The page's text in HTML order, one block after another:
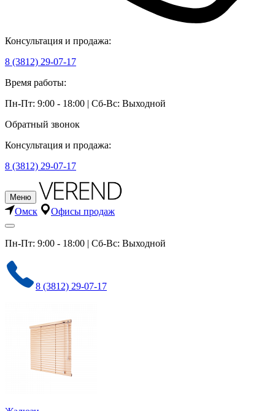
Консультация и продажа:
8 (3812) 29-07-17
Время работы:
Пн-Пт: 9:00 - 18:00 | Сб-Вс: Выходной
Обратный звонок
Консультация и продажа:
8 (3812) 29-07-17
Меню
Омск Офисы продаж
Пн-Пт: 9:00 - 18:00 | Сб-Вс: Выходной
8 (3812) 29-07-17